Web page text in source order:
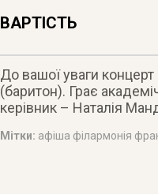
ВАРТІСТЬ
До вашої уваги
(баритон). Грає
керівник – Наталія
Мітки: афіша філармонія